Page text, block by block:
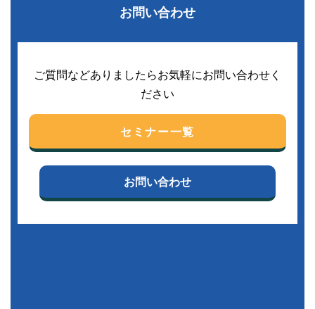
お問い合わせ
ご質問などありましたらお気軽にお問い合わせく
ださい
セミナー一覧
お問い合わせ